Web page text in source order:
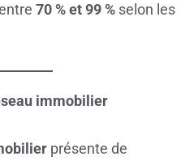
70 % et 99 % selon les
immobilier
présente de